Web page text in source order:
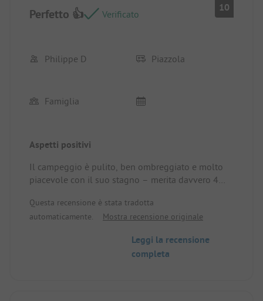
Perfetto 👍 Verificato
10
Philippe D Piazzola
Famiglia
Aspetti positivi
Il campeggio è pulito, ben ombreggiato e molto
piacevole con il suo stagno – merita davvero 4
Questa recensione è stata tradotta
automaticamente.
Mostra recensione originale
Leggi la recensione
completa